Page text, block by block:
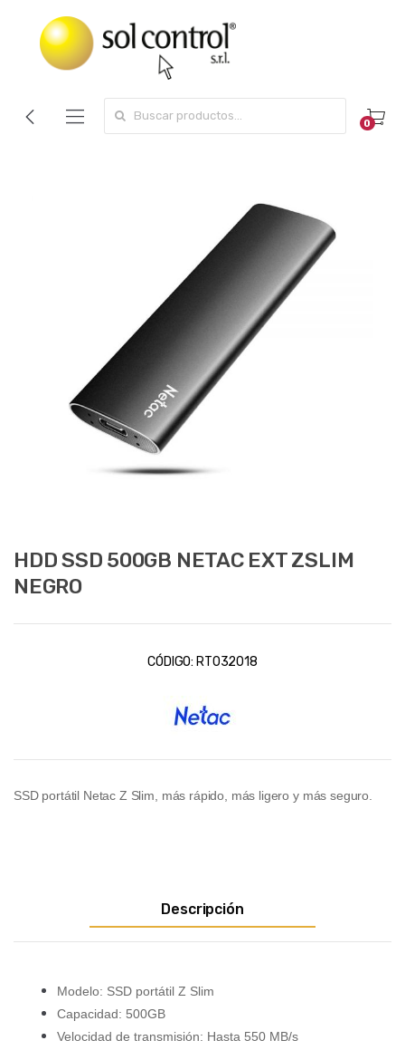
0
HDD SSD 500GB NETAC EXT ZSLIM
NEGRO
CÓDIGO: RT032018
SSD portátil Netac Z Slim, más rápido, más ligero y más seguro.
Descripción
Modelo: SSD portátil Z Slim⁣
Capacidad: 500GB⁣
Velocidad de transmisión: Hasta 550 MB/s⁣